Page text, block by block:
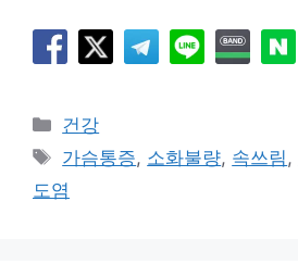
카
테
리
건강
태
그
가슴통증, 소화불량, 속쓰림,
도염